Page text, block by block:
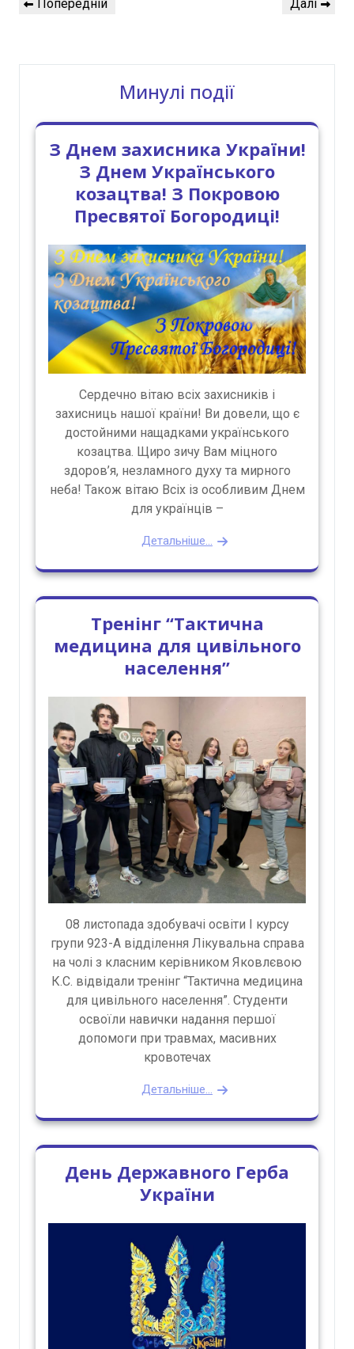
записів
Попередній Далі
Минулі події
З Днем захисника України!
З Днем Українського
козацтва! З Покровою
Пресвятої Богородиці!
Сердечно вітаю всіх захисників і
захисниць нашої країни! Ви довели, що є
достойними нащадками українського
козацтва. Щиро зичу Вам міцного
здоров’я, незламного духу та мирного
неба! Також вітаю Всіх із особливим Днем
для українців –
Детальніше...
Тренінг “Тактична
медицина для цивільного
населення”
08 листопада здобувачі освіти І курсу
групи 923-А відділення Лікувальна справа
на чолі з класним керівником Яковлєвою
К.С. відвідали тренінг “Тактична медицина
для цивільного населення”. Студенти
освоїли навички надання першої
допомоги при травмах, масивних
кровотечах
Детальніше...
День Державного Герба
України